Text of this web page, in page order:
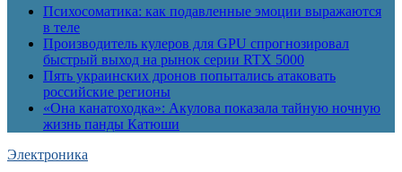
Психосоматика: как подавленные эмоции выражаются
в теле
Производитель кулеров для GPU спрогнозировал
быстрый выход на рынок серии RTX 5000
Пять украинских дронов попытались атаковать
российские регионы
«Она канатоходка»: Акулова показала тайную ночную
жизнь панды Катюши
Электроника